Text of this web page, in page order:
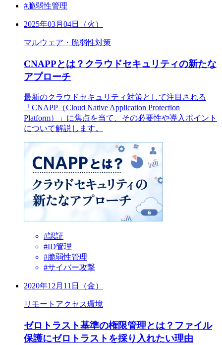
#脆弱性管理
2025年03月04日（火）
マルウェア・脆弱性対策
CNAPPとは？クラウドセキュリティの新たな
アプローチ
最新のクラウドセキュリティ対策として注目される
「CNAPP（Cloud Native Application Protection
Platform）」に焦点を当て、その必要性や導入ポイント
について解説します。
#認証
#ID管理
#脆弱性管理
#サイバー攻撃
2020年12月11日（金）
リモートアクセス環境
ゼロトラスト基準の権限管理とは？ファイル
保護にゼロトラストを採り入れたい理由